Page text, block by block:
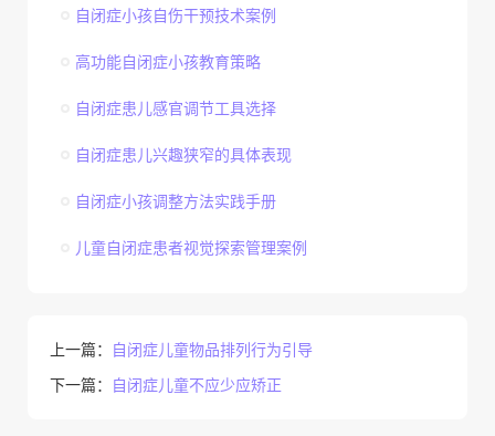
自闭症小孩自伤干预技术案例
高功能自闭症小孩教育策略
自闭症患儿感官调节工具选择
自闭症患儿兴趣狭窄的具体表现
自闭症小孩调整方法实践手册
儿童自闭症患者视觉探索管理案例
上一篇：
自闭症儿童物品排列行为引导
下一篇：
自闭症儿童不应少应矫正